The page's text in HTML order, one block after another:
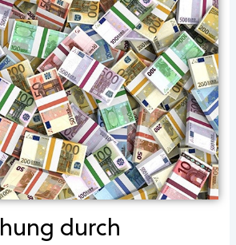
durch